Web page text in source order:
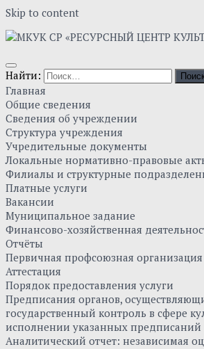
Skip to content
Найти:
Главная
Общие сведения
Сведения об учреждении
Структура учреждения
Учредительные документы
Локальные нормативно-правовые
Филиалы и структурные
Платные услуги
Вакансии
Муниципальное задание
Финансово-хозяйственная
Отчёты
Первичная профсоюзная организация
Аттестация
Порядок предоставления услуги
Предписания органов,
государственный контроль в сфере
исполнении указанных предписаний
Аналитический отчет: независимая